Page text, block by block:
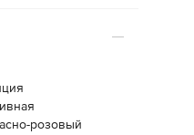
розовый